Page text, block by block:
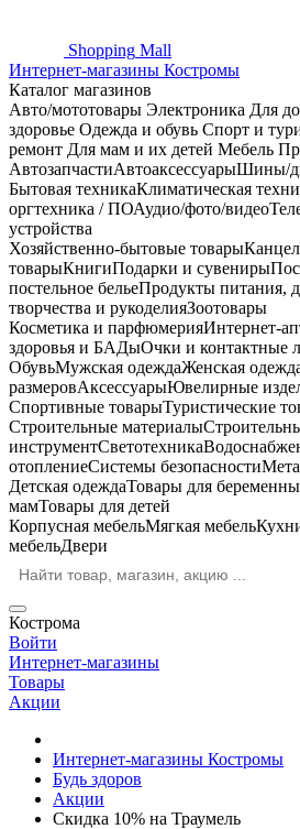
Shopping Mall
Интернет-магазины Костромы
Каталог магазинов
Авто/мототовары Электроника Для
здоровье Одежда и обувь Спорт и
ремонт Для мам и их детей Мебель
АвтозапчастиАвтоаксессуарыШины/
Бытовая техникаКлиматическая
оргтехника / ПОАудио/фото/видео
устройства
Хозяйственно-бытовые товары
товарыКнигиПодарки и сувениры
постельное бельеПродукты питания,
творчества и рукоделияЗоотовары
Косметика и парфюмерияИнтернет-
здоровья и БАДыОчки и контактные
ОбувьМужская одеждаЖенская
размеровАксессуарыЮвелирные
Спортивные товарыТуристические
Строительные материалы
инструментСветотехника
отоплениеСистемы безопасности
Детская одеждаТовары для
мамТовары для детей
Корпусная мебельМягкая мебель
мебельДвери
Кострома
Войти
Интернет-магазины
Товары
Акции
Интернет-магазины Костромы
Будь здоров
Акции
Скидка 10% на Траумель